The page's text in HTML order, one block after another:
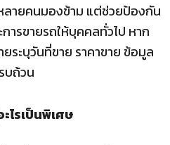
ลายคนมองข้าม แต่ช่วยป้องกัน
ารขายรถให้บุคคลทั่วไป หาก
ระบุวันที่ขาย ราคาขาย ข้อมูล
บถ้วน
ไรเป็นพิเศษ